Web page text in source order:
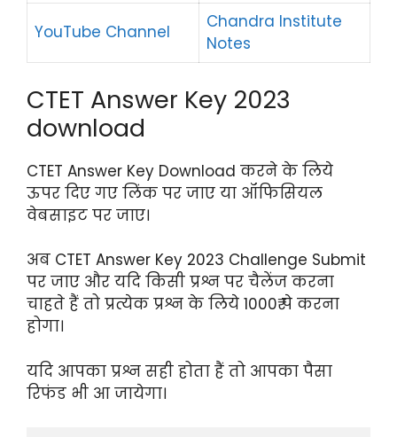
YouTube Channel
Chandra Institute
Notes
CTET Answer Key 2023
download
CTET Answer Key Download करने के लिये
ऊपर दिए गए लिंक पर जाए या ऑफिसियल
वेबसाइट पर जाए।
अब CTET Answer Key 2023 Challenge Submit
पर जाए और यदि किसी प्रश्न पर चैलेंज करना
चाहते हैं तो प्रत्येक प्रश्न के लिये 1000₹ पे करना
होगा।
यदि आपका प्रश्न सही होता हैं तो आपका पैसा
रिफंड भी आ जायेगा।